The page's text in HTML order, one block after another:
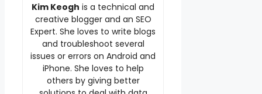
Kim Keogh is a technical and
creative blogger and an SEO
Expert. She loves to write blogs
and troubleshoot several
issues or errors on Android and
iPhone. She loves to help
others by giving better